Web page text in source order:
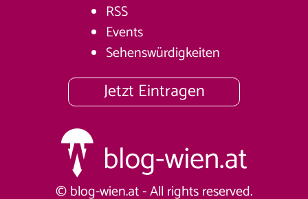
RSS
Events
Sehenswürdigkeiten
Jetzt Eintragen
© blog-wien.at - All rights reserved.